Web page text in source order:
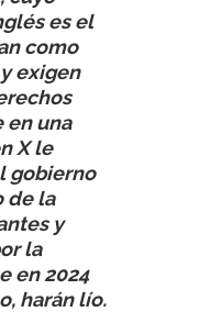
es el
como
exigen
en una
X le
gobierno
de la
y
la
en 2024
harán lío.